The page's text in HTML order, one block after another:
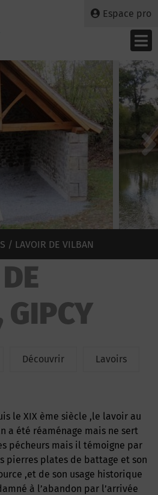
Espace pro
/ LAVOIR DE VILBAN
GIPCY
Découvrir Lavoirs
a été réaménage mais ne sert
pécheurs mais il témoigne par
pierres plates de battage et son
,et de son usage historique
à l’abandon par l’arrivée